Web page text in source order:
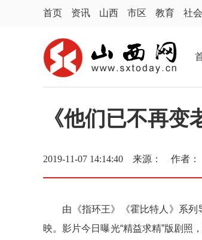
首页 资讯 山西 市区 教育 社会
《他们已不再
2019-11-07 14:14:40 来源： 作者：
由《指环王》《霍比特人》系列
映。影片今日曝光“精益求精”版剧照